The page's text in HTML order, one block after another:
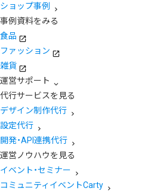
ショップ事例
事例資料をみる
食品
ファッション
雑貨
運営サポート
代行サービスを見る
デザイン制作代行
設定代行
開発・API連携代行
運営ノウハウを見る
イベント・セミナー
コミュニティイベントCarty